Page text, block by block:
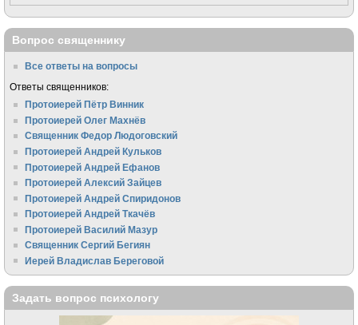
Вопрос священнику
Все ответы на вопросы
Ответы священников:
Протоиерей Пётр Винник
Протоиерей Олег Махнёв
Священник Федор Людоговский
Протоиерей Андрей Кульков
Протоиерей Андрей Ефанов
Протоиерей Алексий Зайцев
Протоиерей Андрей Спиридонов
Протоиерей Андрей Ткачёв
Протоиерей Василий Мазур
Священник Сергий Бегиян
Иерей Владислав Береговой
Задать вопрос психологу